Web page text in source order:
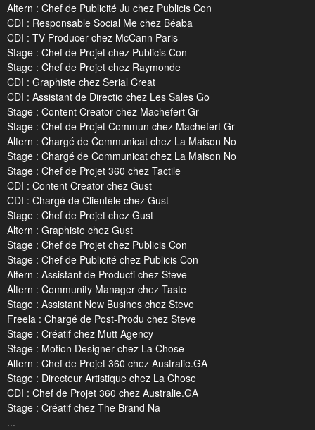
Altern : Chef de Publicité Ju chez Publicis Con
CDI : Responsable Social Me chez Béaba
CDI : TV Producer chez McCann Paris
Stage : Chef de Projet chez Publicis Con
Stage : Chef de Projet chez Raymonde
CDI : Graphiste chez Serial Creat
CDI : Assistant de Directio chez Les Sales Go
Stage : Content Creator chez Machefert Gr
Stage : Chef de Projet Commun chez Machefert Gr
Altern : Chargé de Communicat chez La Maison No
Stage : Chargé de Communicat chez La Maison No
Stage : Chef de Projet 360 chez Tactile
CDI : Content Creator chez Gust
CDI : Chargé de Clientèle chez Gust
Stage : Chef de Projet chez Gust
Altern : Graphiste chez Gust
Stage : Chef de Projet chez Publicis Con
Stage : Chef de Publicité chez Publicis Con
Altern : Assistant de Producti chez Steve
Altern : Community Manager chez Taste
Stage : Assistant New Busines chez Steve
Freela : Chargé de Post-Produ chez Steve
Stage : Créatif chez Mutt Agency
Stage : Motion Designer chez La Chose
Altern : Chef de Projet 360 chez Australie.GA
Stage : Directeur Artistique chez La Chose
CDI : Chef de Projet 360 chez Australie.GA
Stage : Créatif chez The Brand Na
...